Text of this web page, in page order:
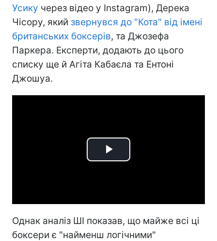
Усику через відео у Instagram), Дерека
Чісору, який звернувся до "Кота" від імені
британських боксерів, та Джозефа
Паркера. Експерти, додають до цього
списку ще й Агіта Кабаєла та Ентоні
Джошуа.
Play
Однак аналіз ШІ показав, що майже всі ці
боксери є "найменш логічними"